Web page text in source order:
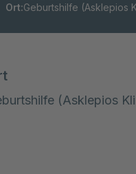
Ort:Geburtshilfe (Asklepios
(Asklepios